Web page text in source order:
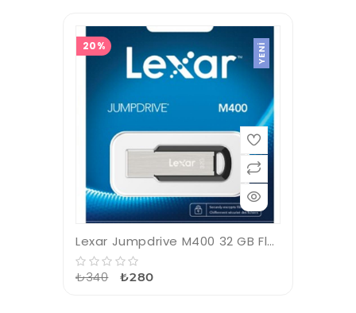
20% YENI
Lexar Jumpdrive M400 32 GB Flash Bellek
₺340 ₺280